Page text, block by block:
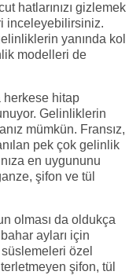
hatlarınızı gizlemek
inceleyebilirsiniz.
yanında kol
modelleri de
herkese hitap
Gelinliklerin
mümkün. Fransız,
pek çok gelinlik
en uygununu
şifon ve tül
olması da oldukça
ayları için
özel
şifon, tül